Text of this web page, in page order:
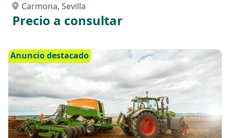
Carmona, Sevilla
Precio a consultar
Anuncio destacado